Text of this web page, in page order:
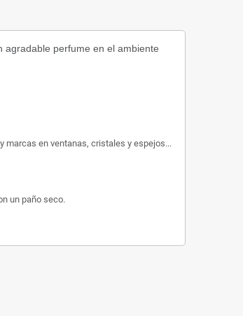
agradable perfume en el ambiente
marcas en ventanas, cristales y espejos...
un paño seco.